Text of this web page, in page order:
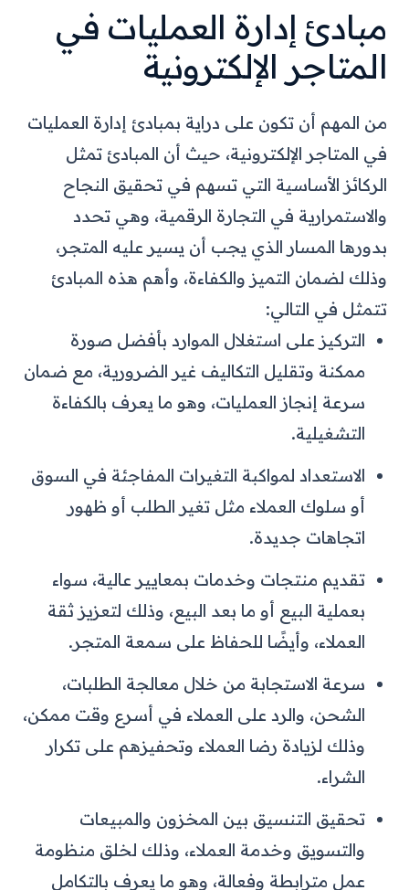
مبادئ إدارة العمليات في
المتاجر الإلكترونية
من المهم أن تكون على دراية بمبادئ إدارة العمليات
في المتاجر الإلكترونية، حيث أن المبادئ تمثل
الركائز الأساسية التي تسهم في تحقيق النجاح
والاستمرارية في التجارة الرقمية، وهي تحدد
بدورها المسار الذي يجب أن يسير عليه المتجر،
وذلك لضمان التميز والكفاءة، وأهم هذه المبادئ
تتمثل في التالي:
التركيز على استغلال الموارد بأفضل صورة
ممكنة وتقليل التكاليف غير الضرورية، مع ضمان
سرعة إنجاز العمليات، وهو ما يعرف بالكفاءة
التشغيلية.
الاستعداد لمواكبة التغيرات المفاجئة في السوق
أو سلوك العملاء مثل تغير الطلب أو ظهور
اتجاهات جديدة.
تقديم منتجات وخدمات بمعايير عالية، سواء
بعملية البيع أو ما بعد البيع، وذلك لتعزيز ثقة
العملاء، وأيضًا للحفاظ على سمعة المتجر.
سرعة الاستجابة من خلال معالجة الطلبات،
الشحن، والرد على العملاء في أسرع وقت ممكن،
وذلك لزيادة رضا العملاء وتحفيزهم على تكرار
الشراء.
تحقيق التنسيق بين المخزون والمبيعات
والتسويق وخدمة العملاء، وذلك لخلق منظومة
عمل مترابطة وفعالة، وهو ما يعرف بالتكامل